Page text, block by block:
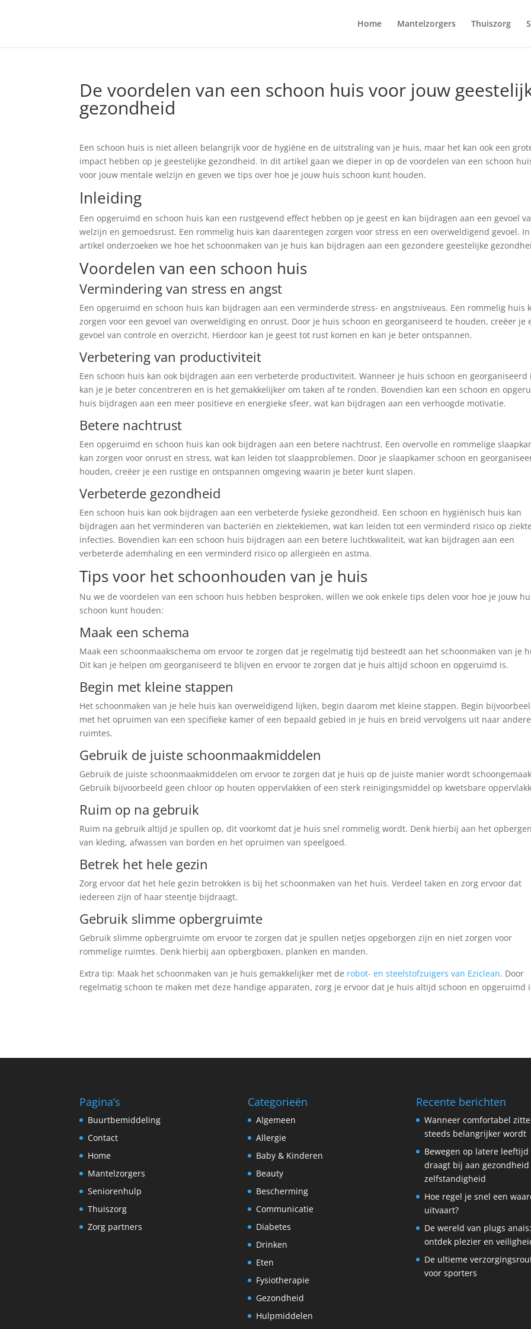
Home Mantelzorgers Thuiszorg
De voordelen van een schoon huis voor jouw
gezondheid
Een schoon huis is niet alleen belangrijk voor de hygiëne en de uitstraling van je huis, maar het kan ook een
impact hebben op je geestelijke gezondheid. In dit artikel gaan we dieper in op de voordelen van een schoon
voor jouw mentale welzijn en geven we tips over hoe je jouw huis schoon kunt houden.
Inleiding
Een opgeruimd en schoon huis kan een rustgevend effect hebben op je geest en kan bijdragen aan een gevoel
welzijn en gemoedsrust. Een rommelig huis kan daarentegen zorgen voor stress en een overweldigend gevoel.
artikel onderzoeken we hoe het schoonmaken van je huis kan bijdragen aan een gezondere geestelijke
Voordelen van een schoon huis
Vermindering van stress en angst
Een opgeruimd en schoon huis kan bijdragen aan een verminderde stress- en angstniveaus. Een rommelig huis
zorgen voor een gevoel van overweldiging en onrust. Door je huis schoon en georganiseerd te houden, creëer je
gevoel van controle en overzicht. Hierdoor kan je geest tot rust komen en kan je beter ontspannen.
Verbetering van productiviteit
Een schoon huis kan ook bijdragen aan een verbeterde productiviteit. Wanneer je huis schoon en georganiseerd
kan je je beter concentreren en is het gemakkelijker om taken af te ronden. Bovendien kan een schoon en
huis bijdragen aan een meer positieve en energieke sfeer, wat kan bijdragen aan een verhoogde motivatie.
Betere nachtrust
Een opgeruimd en schoon huis kan ook bijdragen aan een betere nachtrust. Een overvolle en rommelige
kan zorgen voor onrust en stress, wat kan leiden tot slaapproblemen. Door je slaapkamer schoon en
houden, creëer je een rustige en ontspannen omgeving waarin je beter kunt slapen.
Verbeterde gezondheid
Een schoon huis kan ook bijdragen aan een verbeterde fysieke gezondheid. Een schoon en hygiënisch huis kan
bijdragen aan het verminderen van bacteriën en ziektekiemen, wat kan leiden tot een verminderd risico op
infecties. Bovendien kan een schoon huis bijdragen aan een betere luchtkwaliteit, wat kan bijdragen aan een
verbeterde ademhaling en een verminderd risico op allergieën en astma.
Tips voor het schoonhouden van je huis
Nu we de voordelen van een schoon huis hebben besproken, willen we ook enkele tips delen voor hoe je jouw
schoon kunt houden:
Maak een schema
Maak een schoonmaakschema om ervoor te zorgen dat je regelmatig tijd besteedt aan het schoonmaken van je
Dit kan je helpen om georganiseerd te blijven en ervoor te zorgen dat je huis altijd schoon en opgeruimd is.
Begin met kleine stappen
Het schoonmaken van je hele huis kan overweldigend lijken, begin daarom met kleine stappen. Begin
met het opruimen van een specifieke kamer of een bepaald gebied in je huis en breid vervolgens uit naar andere
ruimtes.
Gebruik de juiste schoonmaakmiddelen
Gebruik de juiste schoonmaakmiddelen om ervoor te zorgen dat je huis op de juiste manier wordt
Gebruik bijvoorbeeld geen chloor op houten oppervlakken of een sterk reinigingsmiddel op kwetsbare
Ruim op na gebruik
Ruim na gebruik altijd je spullen op, dit voorkomt dat je huis snel rommelig wordt. Denk hierbij aan het
van kleding, afwassen van borden en het opruimen van speelgoed.
Betrek het hele gezin
Zorg ervoor dat het hele gezin betrokken is bij het schoonmaken van het huis. Verdeel taken en zorg ervoor dat
iedereen zijn of haar steentje bijdraagt.
Gebruik slimme opbergruimte
Gebruik slimme opbergruimte om ervoor te zorgen dat je spullen netjes opgeborgen zijn en niet zorgen voor
rommelige ruimtes. Denk hierbij aan opbergboxen, planken en manden.
Extra tip: Maak het schoonmaken van je huis gemakkelijker met de robot- en steelstofzuigers van Eziclean. Door
regelmatig schoon te maken met deze handige apparaten, zorg je ervoor dat je huis altijd schoon en opgeruimd
Pagina’s
Buurtbemiddeling
Contact
Home
Mantelzorgers
Seniorenhulp
Thuiszorg
Zorg partners
Categorieën
Algemeen
Allergie
Baby & Kinderen
Beauty
Bescherming
Communicatie
Diabetes
Drinken
Eten
Fysiotherapie
Gezondheid
Hulpmiddelen
Recente berichten
Wanneer comfortabel
steeds belangrijker wordt
Bewegen op latere leeftijd
draagt bij aan gezondheid
zelfstandigheid
Hoe regel je snel een
uitvaart?
De wereld van plugs anais:
ontdek plezier en
De ultieme
voor sporters